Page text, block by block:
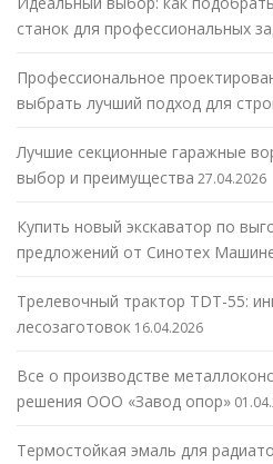
станок для профессиональных
Профессиональное
выбрать лучший подход для
Лучшие секционные гаражные
выбор и преимущества 27.04.2026
Купить новый экскаватор по
предложений от Синотех
Трелевочный трактор TDT-55:
лесозаготовок 16.04.2026
Все о производстве
решения ООО «Завод опор»
Термостойкая эмаль для